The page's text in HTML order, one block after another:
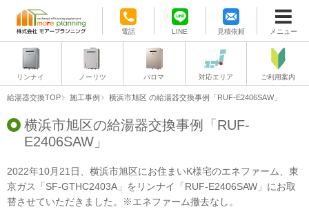
電話 LINE 見積依頼 メニュー
リンナイ ノーリツ パロマ 対応エリア ご利用案内
給湯器交換TOP 施工事例 横浜市旭区 の給湯器交換事例「RUF-E2406SAW」
横浜市旭区の給湯器交換事例「RUF-
E2406SAW」
2022年10月21日、横浜市旭区にお住まいK様宅のエネファーム、東
京ガス「SF-GTHC2403A」をリンナイ「RUF-E2406SAW」にお取
替させていただきました。※エネファーム撤去なし。